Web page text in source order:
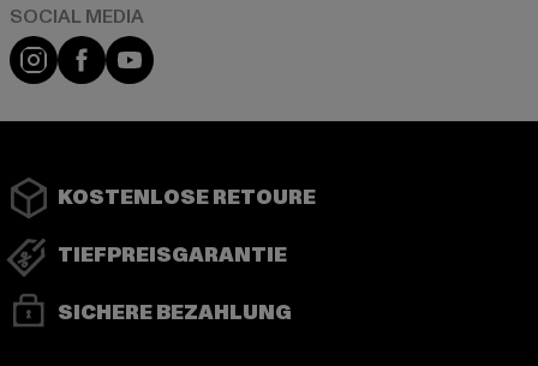
Instagram
FacebookYouTube
KOSTENLOSE RETOURE
TIEFPREISGARANTIE
SICHERE BEZAHLUNG